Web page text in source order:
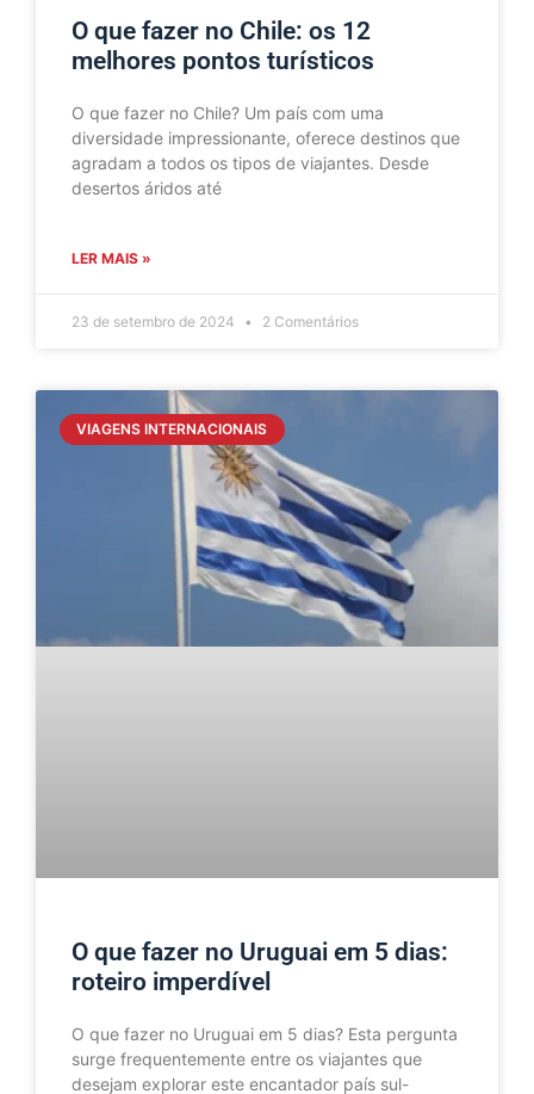
O que fazer no Chile: os 12
melhores pontos turísticos
O que fazer no Chile? Um país com uma
diversidade impressionante, oferece destinos que
agradam a todos os tipos de viajantes. Desde
desertos áridos até
LER MAIS »
23 de setembro de 2024 2 Comentários
VIAGENS INTERNACIONAIS
O que fazer no Uruguai em 5 dias:
roteiro imperdível
O que fazer no Uruguai em 5 dias? Esta pergunta
surge frequentemente entre os viajantes que
desejam explorar este encantador país sul-